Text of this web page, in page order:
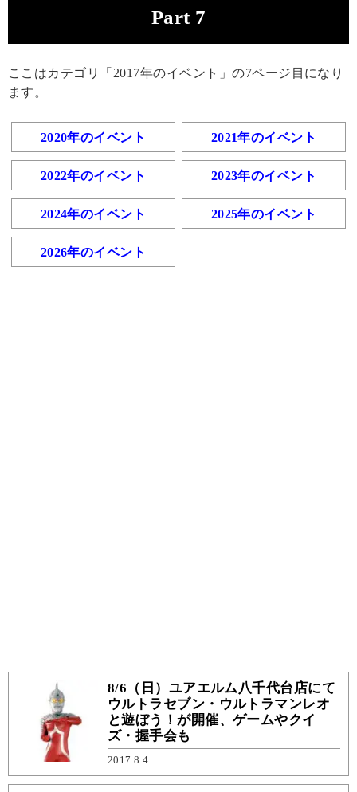
Part 7
ここはカテゴリ「2017年のイベント」の7ページ目になり
ます。
2020年のイベント 2021年のイベント
2022年のイベント 2023年のイベント
2024年のイベント 2025年のイベント
2026年のイベント
8/6（日）ユアエルム八千代台店にて
ウルトラセブン・ウルトラマンレオ
と遊ぼう！が開催、ゲームやクイ
ズ・握手会も
2017.8.4